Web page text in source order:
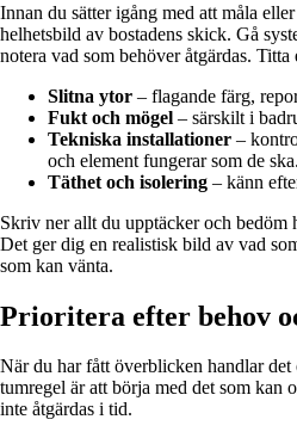
Innan du sätter igång med att måla
helhetsbild av bostadens skick. Gå
notera vad som behöver åtgärdas. Titta
Slitna ytor – flagande färg,
Fukt och mögel – särskilt i
Tekniska installationer –
och element fungerar som de ska.
Täthet och isolering – känn
Skriv ner allt du upptäcker och bedöm
Det ger dig en realistisk bild av vad
som kan vänta.
Prioritera efter behov
När du har fått överblicken handlar
tumregel är att börja med det som kan
inte åtgärdas i tid.